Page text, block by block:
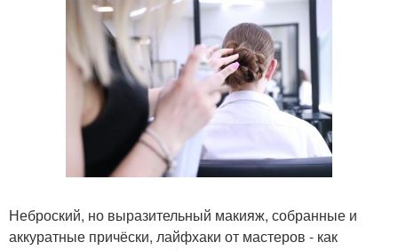
Неброский, но выразительный макияж, собранные и
аккуратные причёски, лайфхаки от мастеров - как